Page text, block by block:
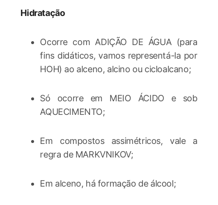
Hidratação
Ocorre com ADIÇÃO DE ÁGUA (para
fins didáticos, vamos representá-la por
HOH) ao alceno, alcino ou cicloalcano;
Só ocorre em MEIO ÁCIDO e sob
AQUECIMENTO;
Em compostos assimétricos, vale a
regra de MARKVNIKOV;
Em alceno, há formação de álcool;